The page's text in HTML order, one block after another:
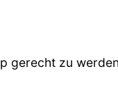
gerecht zu